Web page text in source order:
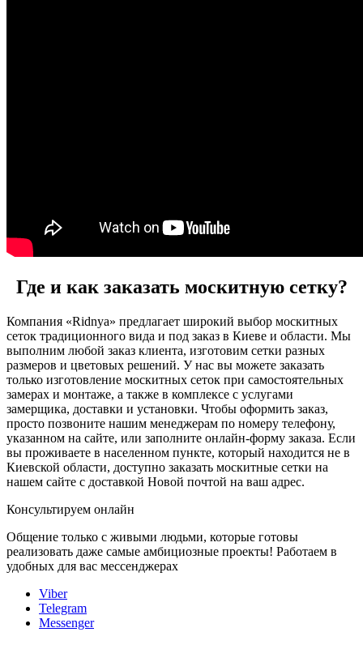
Где и как заказать москитную сетку?
Компания «Ridnya» предлагает широкий выбор москитных
сеток традиционного вида и под заказ в Киеве и области. Мы
выполним любой заказ клиента, изготовим сетки разных
размеров и цветовых решений. У нас вы можете заказать
только изготовление москитных сеток при самостоятельных
замерах и монтаже, а также в комплексе с услугами
замерщика, доставки и установки. Чтобы оформить заказ,
просто позвоните нашим менеджерам по номеру телефону,
указанном на сайте, или заполните онлайн-форму заказа. Если
вы проживаете в населенном пункте, который находится не в
Киевской области, доступно заказать москитные сетки на
нашем сайте с доставкой Новой почтой на ваш адрес.
Консультируем онлайн
Общение только с живыми людьми, которые готовы
реализовать даже самые амбициозные проекты! Работаем в
удобных для вас мессенджерах
Viber
Telegram
Messenger